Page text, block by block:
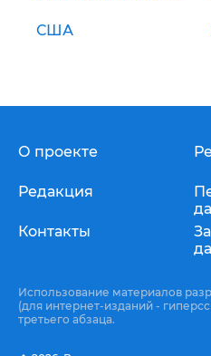
США
О проекте
Редакция
Контакты
Использование материалов
(для интернет-изданий -
третьего абзаца.